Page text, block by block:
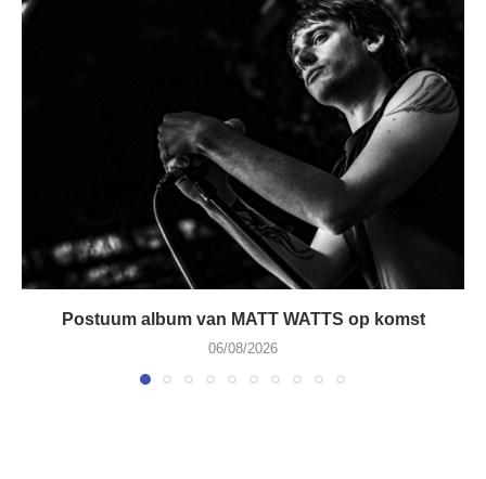
Postuum album van MATT WATTS op komst
06/08/2026